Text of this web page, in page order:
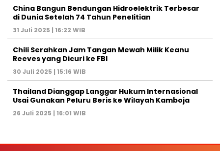
China Bangun Bendungan Hidroelektrik Terbesar
di Dunia Setelah 74 Tahun Penelitian
31 Juli 2025 | 16:22 WIB
Chili Serahkan Jam Tangan Mewah Milik Keanu
Reeves yang Dicuri ke FBI
30 Juli 2025 | 15:16 WIB
Thailand Dianggap Langgar Hukum Internasional
Usai Gunakan Peluru Beris ke Wilayah Kamboja
26 Juli 2025 | 16:01 WIB